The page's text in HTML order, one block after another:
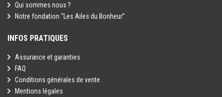
Qui sommes nous ?
Notre fondation “Les Ailes du Bonheur”
INFOS PRATIQUES
Assurance et garanties
FAQ
Conditions générales de vente
Mentions légales